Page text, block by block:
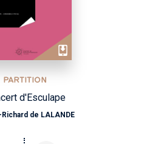
PARTITION
d'Esculape
de LALANDE